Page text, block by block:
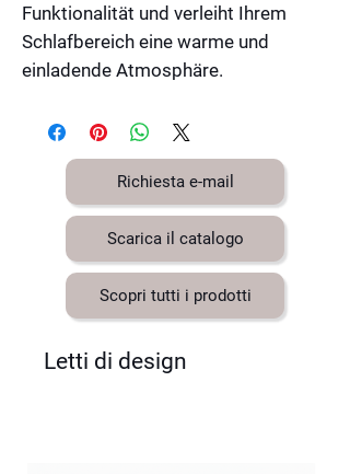
Funktionalität und verleiht Ihrem
Schlafbereich eine warme und
einladende Atmosphäre.
Richiesta e-mail
Scarica il catalogo
Scopri tutti i prodotti
Letti di design